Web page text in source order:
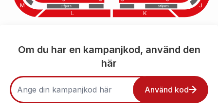
J
M
K
Ståplats
Ståplats
L
Om du har en kampanjkod, använd den
här
Använd kod